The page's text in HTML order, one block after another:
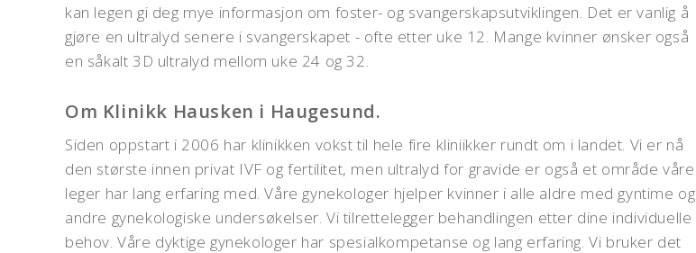
kan legen gi deg mye informasjon om foster- og svangerskapsutviklingen. Det er vanlig å
gjøre en ultralyd senere i svangerskapet - ofte etter uke 12. Mange kvinner ønsker også
en såkalt 3D ultralyd mellom uke 24 og 32.
Om Klinikk Hausken i Haugesund.
Siden oppstart i 2006 har klinikken vokst til hele fire kliniikker rundt om i landet. Vi er nå
den største innen privat IVF og fertilitet, men ultralyd for gravide er også et område våre
leger har lang erfaring med. Våre gynekologer hjelper kvinner i alle aldre med gyntime og
andre gynekologiske undersøkelser. Vi tilrettelegger behandlingen etter dine individuelle
behov. Våre dyktige gynekologer har spesialkompetanse og lang erfaring. Vi bruker det